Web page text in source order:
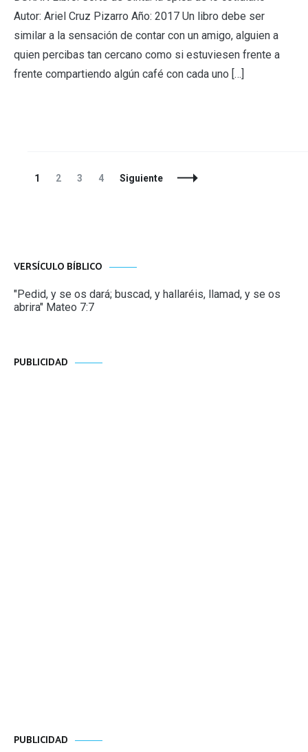
Autor: Ariel Cruz Pizarro Año: 2017 Un libro debe ser
similar a la sensación de contar con un amigo, alguien a
quien percibas tan cercano como si estuviesen frente a
frente compartiendo algún café con cada uno […]
Navegación
Página
1 Página
2 Página
3 Página
4 Siguiente
VERSÍCULO BÍBLICO
"Pedid, y se os dará; buscad, y hallaréis, llamad, y se os
abrira" Mateo 7:7
PUBLICIDAD
PUBLICIDAD